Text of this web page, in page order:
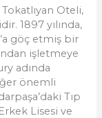
Oteli,
1897 yılında,
göç etmiş bir
işletmeye
adında
önemli
Tıp
Lisesi ve